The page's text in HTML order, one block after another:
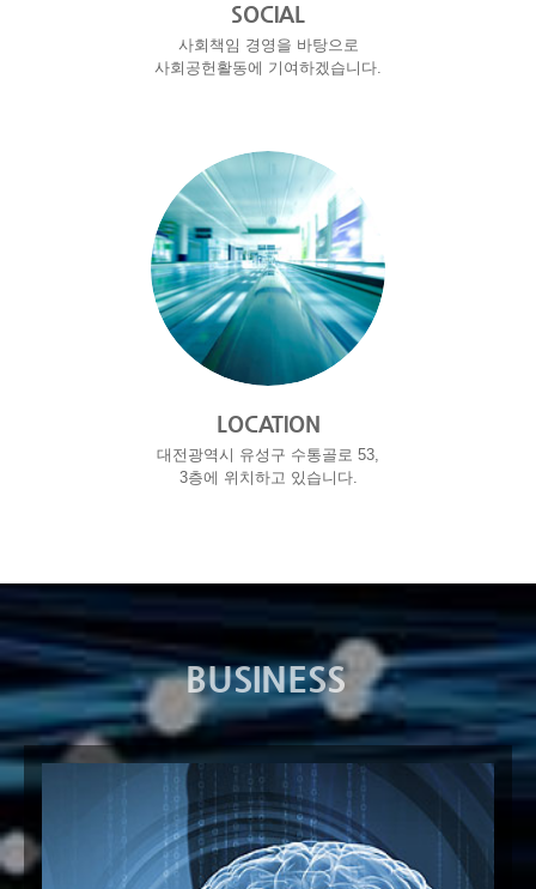
SOCIAL
사회책임 경영을 바탕으로
사회공헌활동에 기여하겠습니다.
LOCATION
대전광역시 유성구 수통골로 53,
3층에 위치하고 있습니다.
BUSINESS